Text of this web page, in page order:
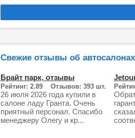
Свежие отзывы об
Брайт парк, отзывы
Рейтинг: 2.89 Отзывов: 393 шт.
26 июля 2026 года купили в
салоне ладу Гранта. Очень
приятный персонал. Спасибо
менеджеру Олегу и кр...